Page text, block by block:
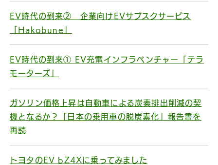
EV時代の到来② 企業向けEVサブスクサービス
「Hakobune」
EV時代の到来① EV充電インフラベンチャー「テラ
モーターズ」
ガソリン価格上昇は自動車による炭素排出削減の契
機となるか？「日本の乗用車の脱炭素化」報告書を
再読
トヨタのEV bZ4Xに乗ってみました